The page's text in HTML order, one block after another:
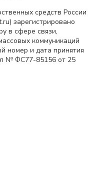
средств России
зарегистрировано
в сфере связи,
коммуникаций
номер и дата принятия
№ ФС77-85156 от 25